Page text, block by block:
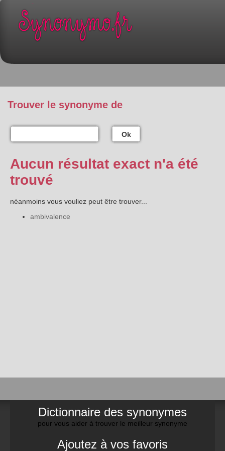
Trouver le synonyme de
Ok
Aucun résultat exact n'a été
trouvé
néanmoins vous vouliez peut être trouver...
ambivalence
Dictionnaire des synonymes
pour vous aider à trouver le meilleur synonyme
Ajoutez à vos favoris